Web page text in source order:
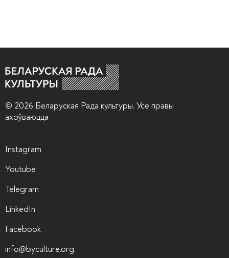
© 2026 Беларуская Рада культуры. Усе правы
ахоўваюцца
Instagram
Youtube
Telegram
LinkedIn
Facebook
info@byculture.org